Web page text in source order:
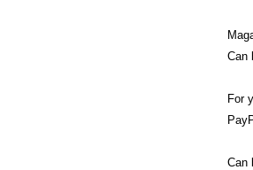
Can
For
Can